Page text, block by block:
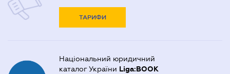
ТАРИФИ
Національний юридичний
каталог України Liga:BOOK